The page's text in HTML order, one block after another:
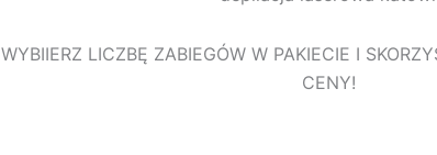
WYBIIERZ LICZBĘ ZABIEGÓW W PAKIECIE I
CENY!